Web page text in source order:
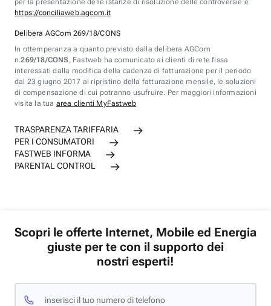
per la presentazione delle istanze di risoluzione delle controversie è
https://conciliaweb.agcom.it
Delibera AGCom 269/18/CONS
In ottemperanza a quanto previsto dalla delibera AGCom
n.269/18/CONS , Fastweb ha comunicato ai clienti di rete fissa
interessati dalla modifica della cadenza di fatturazione per il periodo
dal 23 giugno 2017 al ripristino della fatturazione mensile, le soluzioni
di compensazione di cui potranno usufruire. Per maggiori informazioni
visita la tua area clienti MyFastweb
TRASPARENZA TARIFFARIA
PER I CONSUMATORI
FASTWEB INFORMA
PARENTAL CONTROL
Scopri le offerte Internet, Mobile ed Energia
giuste per te con il supporto dei
nostri esperti!
inserisci il tuo numero di telefono